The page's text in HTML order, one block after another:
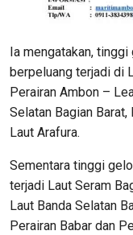
Ia mengatakan,
berpeluang terjadi di
Perairan Ambon –
Selatan Bagian Barat,
Laut Arafura.
Sementara tinggi
terjadi Laut Seram
Laut Banda Selatan
Perairan Babar dan